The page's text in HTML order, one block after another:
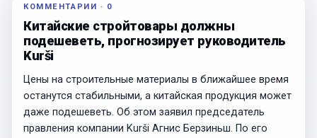
КОММЕНТАРИИ · 0
Китайские стройтовары должны
подешеветь, прогнозирует руководитель
Kurši
Цены на строительные материалы в ближайшее время
останутся стабильными, а китайская продукция может
даже подешеветь. Об этом заявил председатель
правления компании Kurši Агнис Берзиньш. По его